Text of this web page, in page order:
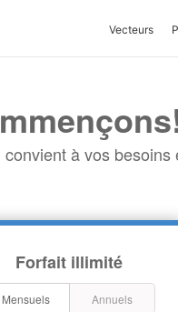
Vecteurs
à vos besoins
Forfait illimité
Mensuels Annuels